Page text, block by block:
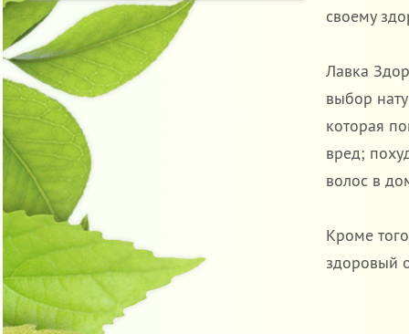
своему
Лавка
выбор
которая
вред;
волос в
Кроме
здоровый